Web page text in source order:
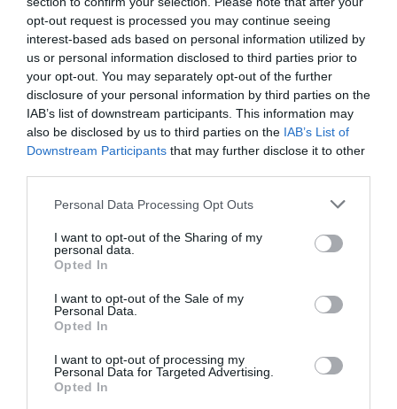
opt-out request is processed you may continue seeing
interest-based ads based on personal information utilized by
us or personal information disclosed to third parties prior to
your opt-out. You may separately opt-out of the further
disclosure of your personal information by third parties on the
IAB’s list of downstream participants. This information may
also be disclosed by us to third parties on the IAB’s List of
Downstream Participants that may further disclose it to other
Personal Data Processing Opt Outs
I want to opt-out of the Sharing of my
personal data.
Opted In
I want to opt-out of the Sale of my
Personal Data.
Opted In
I want to opt-out of processing my
Personal Data for Targeted Advertising.
Opted In
más» a esta medida que está implantada en Andalucía desde 2002.
Son ya 12 procedimientos realizados dentro de esta medida de
eficiencia y sostenibilidad de la Junta de Andalucía que, en palabras
de Marina Álvarez, ha supuesto el ahorro de 540 millones que
«revierten directamente en la mejora del conjunto del sistema
sanitario público andaluz».
La subasta de medicamentos en Andalucía estará
presente el 24 de abril en el Parlamento Europeo
Francisco Acedo
día 24 de este mes en la sede del Parlamento Europeo con el tema de
la subasta de medicamentos en Andalucía como punto central.
El Parlamento Europeo reconoce la especial naturaleza
de las profesiones sanitarias
Noticias y novedades Redacción
05/12/2017
Ayer se votó en la Comisión de Mercado Interior y Protección del
Consumidor del Parlamento Europeo (IMCO) la propuesta de Directiva
profesiones sanitarias, gracias a las enmiendas de compromiso
presentadas por el eurodiputado Antonio López-Istúriz.